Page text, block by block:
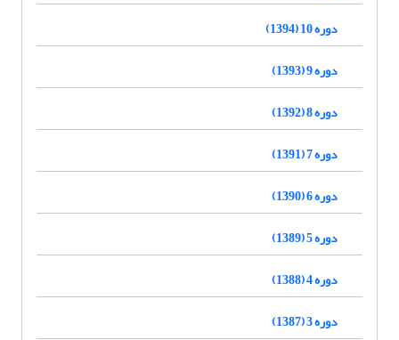
دوره 10 (1394)
دوره 9 (1393)
دوره 8 (1392)
دوره 7 (1391)
دوره 6 (1390)
دوره 5 (1389)
دوره 4 (1388)
دوره 3 (1387)